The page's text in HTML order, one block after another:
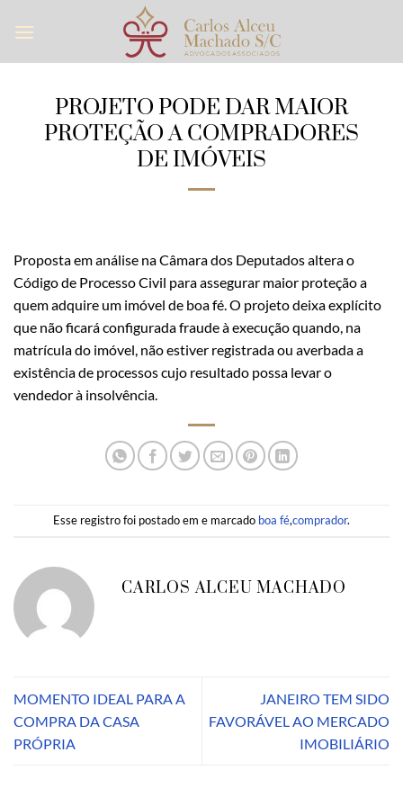
PROJETO PODE DAR MAIOR
PROTEÇÃO A COMPRADORES
DE IMÓVEIS
Proposta em análise na Câmara dos Deputados altera o
Código de Processo Civil para assegurar maior proteção a
quem adquire um imóvel de boa fé. O projeto deixa explícito
que não ficará configurada fraude à execução quando, na
matrícula do imóvel, não estiver registrada ou averbada a
existência de processos cujo resultado possa levar o
vendedor à insolvência.
Esse registro foi postado em e marcado boa fé,comprador.
CARLOS ALCEU MACHADO
MOMENTO IDEAL PARA A
COMPRA DA CASA
PRÓPRIA
JANEIRO TEM SIDO
FAVORÁVEL AO MERCADO
IMOBILIÁRIO